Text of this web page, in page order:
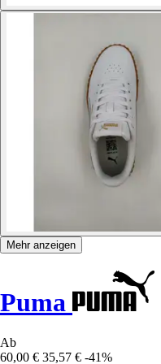
Mehr anzeigen
Puma
Ab
60,00 € 35,57 € -41%